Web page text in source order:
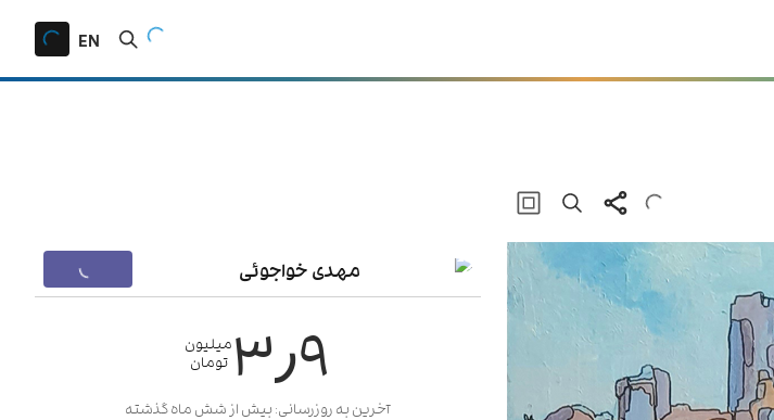
EN
۳٫۹میلیون
تومان
آخرین به روزرسانی: بیش از شش ماه گذشته
مهدی خواجوئی